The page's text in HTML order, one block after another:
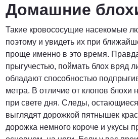
Домашние
Такие кровососущие насекомые
поэтому и увидеть их при
проще именно в это время.
прыгучестью, поймать блох вряд
обладают способностью
метра. В отличие от клопов блохи
при свете дня. Следы, остающиеся
выглядят дорожкой пятнышек
дорожка немного короче и укусы